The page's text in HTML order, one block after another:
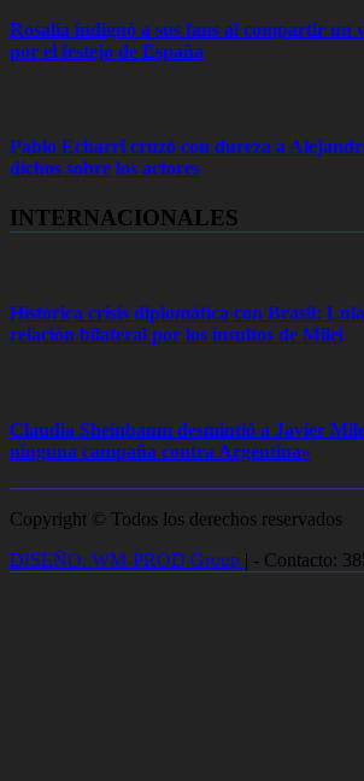
Rosalía indignó a sus fans al compartir un
por el festejo de España
Pablo Echarri cruzó con dureza a
dichos sobre los actores
INTERNACIONALES
Histórica crisis diplomática con Brasil:
relación bilateral por los insultos de Milei
Claudia Sheinbaum desmintió a Javier
ninguna campaña contra Argentina»
Copyright © Todos los derechos reservados
DISEÑO: WM-PROD Group | - Contacto: